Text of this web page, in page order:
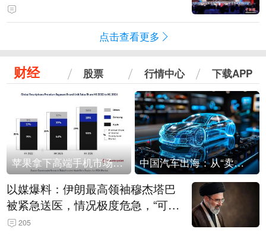
点击查看更多
财经 股票 行情中心 下载APP
苹果拿下高端手机市场65%的份额：iPhone 17系列功不可没 中国汽车出海：从“卖出去”到“走进去”
以媒爆料：伊朗最高领袖穆杰塔巴
被紧急送医，情况极度危急，“可能
随时会死去”
205